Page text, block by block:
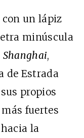
un lápiz
minúscula
Shanghai,
de Estrada
propios
fuertes
la